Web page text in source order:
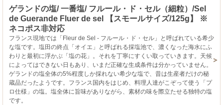
ゲランドの塩/ 一番塩/ フルール・ド・セル（細粒）/Sel
de Guerande Fluer de sel 【スモールサイズ/125g】 ※
ネコポス非対応
フランス現地では「Fleur de Sel - フルール・ド・セル」と呼ばれている希少
な塩です。塩田の終点「オイエ」と呼ばれる採塩池で、濃くなった海水にふ
わりと最初に浮かぶ「塩の花」。それを丁寧にすくい取っていきます。天候
によってはできない日もあり、いまだ正確な生成条件は分かっていません。
ゲランドの塩全体の5%程度しか採れない希少な塩で、昔は生産者だけの秘
蔵品だったようです。フランス国内をはじめ、料理人達がこぞって使う「プ
ロ仕様」の塩。塩全体に旨味がありながら、素材の味を際立たせる独特の塩
です。